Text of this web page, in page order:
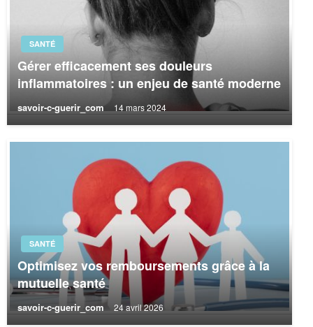
SANTÉ
Gérer efficacement ses douleurs
inflammatoires : un enjeu de santé moderne
savoir-c-guerir_com 14 mars 2024
SANTÉ
Optimisez vos remboursements grâce à la
mutuelle santé
savoir-c-guerir_com 24 avril 2026